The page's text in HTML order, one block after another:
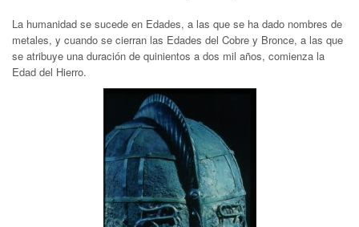
La humanidad se sucede en Edades, a las que se ha dado nombres de
metales, y cuando se cierran las Edades del Cobre y Bronce, a las que
se atribuye una duración de quinientos a dos mil años, comienza la
Edad del Hierro.